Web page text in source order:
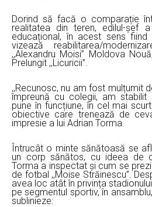
Dorind să facă o comparație
realitatea din teren, edilul-șef
educațional, în acest sens
vizează reabilitarea/
,,Alexandru Moisi” Moldova
Prelungit ,,Licuricii”.
,,Recunosc, nu am fost mulțumit
împreună cu colegii, am stabilit
pune în funcțiune, în cel mai
obiective care trenează de
impresie a lui Adrian Torma.
Întrucât o minte sănătoasă se
un corp sănătos, cu ideea de
Torma a inspectat și cum se
de fotbal ,,Moise Străinescu”.
avea loc atât în privința
pe segmentul sportiv, în
sublinieze: